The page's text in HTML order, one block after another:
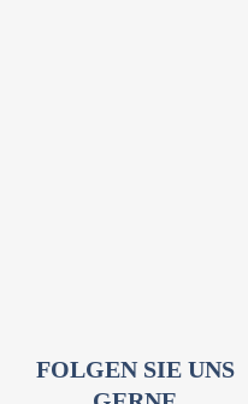
FOLGEN SIE UNS